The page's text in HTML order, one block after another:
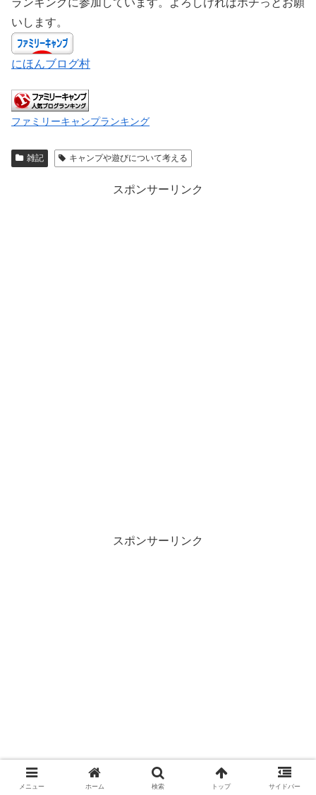
いします。
にほんブログ村
ファミリーキャンプランキング
雑記 キャンプや遊びについて考える
スポンサーリンク
スポンサーリンク
メニュー ホーム 検索 トップ サイドバー